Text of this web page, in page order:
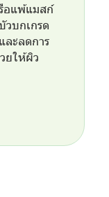
อแพ้แมสก์
วบกเกรด
ะลดการ
ยให้ผิว